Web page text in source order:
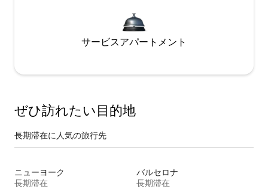
サービスアパートメント
ぜひ訪⁠れ⁠た⁠い目⁠的⁠地
長期滞在に人気の旅行先
ニューヨーク
長期滞在
バルセロナ
長期滞在